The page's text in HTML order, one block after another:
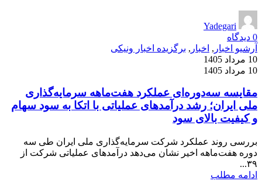
Yadegari
0 دیدگاه
آرشیو اخبار , اخبار , برگزیده اخبار ونیکی
10 مرداد 1405
10 مرداد 1405
مقایسه سه‌دوره‌ای عملکرد هفت‌ماهه سرمایه‌گذاری
ملی ایران؛ رشد درآمدهای عملیاتی با اتکا به سود سهام
و کیفیت بالای سود
بررسی روند عملکرد شرکت سرمایه‌گذاری ملی ایران طی سه
دوره هفت‌ماهه اخیر نشان می‌دهد درآمدهای عملیاتی شرکت از
۳۹...
ادامه مطلب